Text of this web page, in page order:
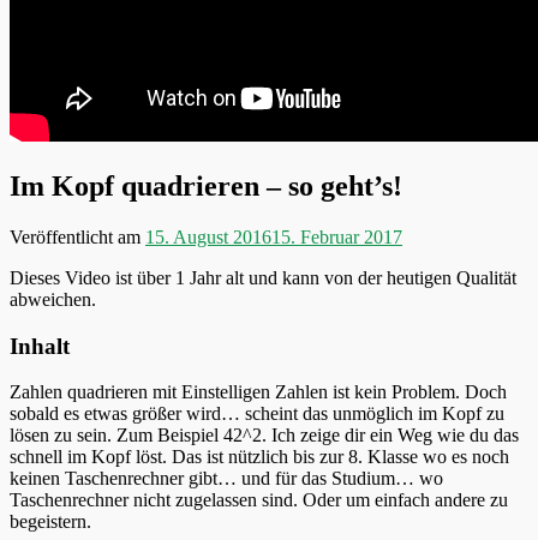
Im Kopf quadrieren – so geht’s!
Veröffentlicht am 15. August 201615. Februar 2017
Dieses Video ist über 1 Jahr alt und kann von der heutigen Qualität
abweichen.
Inhalt
Zahlen quadrieren mit Einstelligen Zahlen ist kein Problem. Doch
sobald es etwas größer wird… scheint das unmöglich im Kopf zu
lösen zu sein. Zum Beispiel 42^2. Ich zeige dir ein Weg wie du das
schnell im Kopf löst. Das ist nützlich bis zur 8. Klasse wo es noch
keinen Taschenrechner gibt… und für das Studium… wo
Taschenrechner nicht zugelassen sind. Oder um einfach andere zu
begeistern.